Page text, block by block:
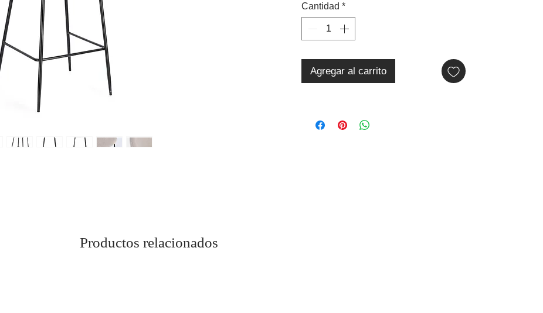
Cantidad *
Agregar al carrito
Productos relacionados